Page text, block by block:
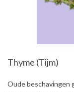
Thyme (Tijm)
2021-
Oude beschavingen